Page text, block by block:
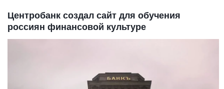
Центробанк создал сайт для обучения
россиян финансовой культуре